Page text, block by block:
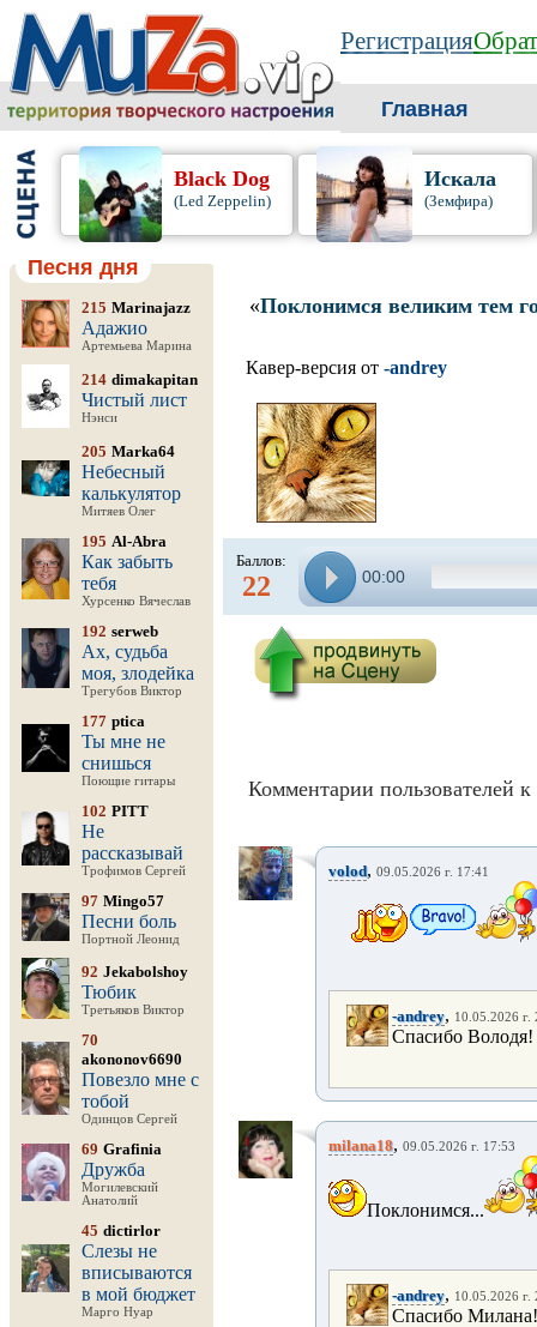
Регистрация
Главная
Black Dog
(Led Zeppelin)
Искала
(Земфира)
Песня дня
215 Marinajazz
Адажио
Артемьева Марина
214 dimakapitan
Чистый лист
Нэнси
205 Marka64
Небесный
калькулятор
Митяев Олег
195 Al-Abra
Как забыть
тебя
Хурсенко Вячеслав
192 serweb
Ах, судьба
моя, злодейка
Трегубов Виктор
177 ptica
Ты мне не
снишься
Поющие гитары
102 PITT
Не
рассказывай
Трофимов Сергей
97 Mingo57
Песни боль
Портной Леонид
92 Jekabolshoy
Тюбик
Третьяков Виктор
70
akononov6690
Повезло мне с
тобой
Одинцов Сергей
69 Grafinia
Дружба
Могилевский
Анатолий
45 dictirlor
Слезы не
вписываются
в мой бюджет
Марго Нуар
«Поклонимся великим тем
Кавер-версия от -andrey
Баллов:
22 00:00
Комментарии пользователей к
volod, 09.05.2026 г. 17:41
-andrey, 10.05.2026 г.
Спасибо
milana18, 09.05.2026 г. 17:53
Поклонимся...
-andrey, 10.05.2026 г.
Спасибо